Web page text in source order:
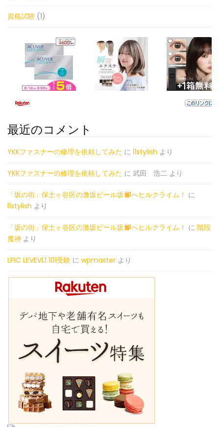
資格試験 (1)
最近のコメント
YKKファスナーの修理を依頼してみた に l1stylish より
YKKファスナーの修理を依頼してみた に 武田 浩二 より
「坂の街」保土ヶ谷区の激坂ビール坂 へヒルクライム！ に
l1stylish より
「坂の街」保土ヶ谷区の激坂ビール坂 へヒルクライム！ に 階段
魔神 より
LPIC LEVEVL1 101受験 に wpmaster より